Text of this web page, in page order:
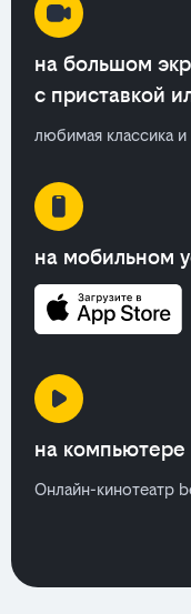
на большом
с приставкой
любимая классика
на мобильном
на компьютере
Онлайн-кинотеатр